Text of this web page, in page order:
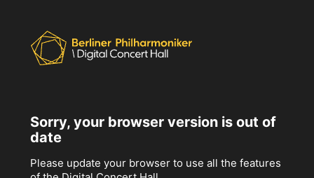
Sorry, your browser version is out of
date
Please update your browser to use all the features